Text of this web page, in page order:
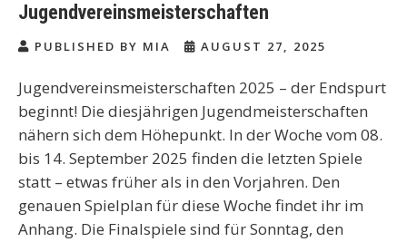
Jugendvereinsmeisterschaften
PUBLISHED BY MIA AUGUST 27, 2025
Jugendvereinsmeisterschaften 2025 – der Endspurt
beginnt! Die diesjährigen Jugendmeisterschaften
nähern sich dem Höhepunkt. In der Woche vom 08.
bis 14. September 2025 finden die letzten Spiele
statt – etwas früher als in den Vorjahren. Den
genauen Spielplan für diese Woche findet ihr im
Anhang. Die Finalspiele sind für Sonntag, den